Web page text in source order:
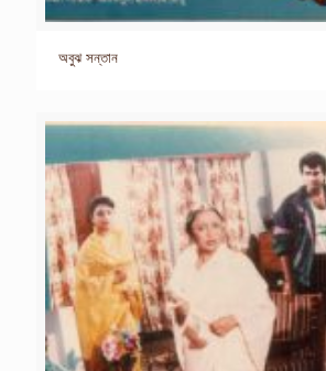
অবুঝ সন্তান